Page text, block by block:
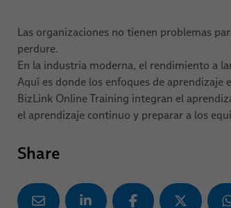
Las organizaciones no tienen problemas
perdure.
En la industria moderna, el rendimiento a
Aquí es donde los enfoques de aprendizaje
BizLink Online Training integran el
el aprendizaje continuo y preparar a los
Share